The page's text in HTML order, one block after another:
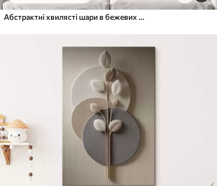
Абстрактні хвилясті шари в бежевих тонах у стилі мінімалізму